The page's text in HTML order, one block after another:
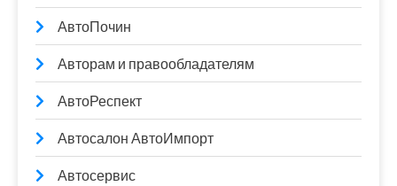
АвтоПочин
Авторам и правообладателям
АвтоРеспект
Автосалон АвтоИмпорт
Автосервис